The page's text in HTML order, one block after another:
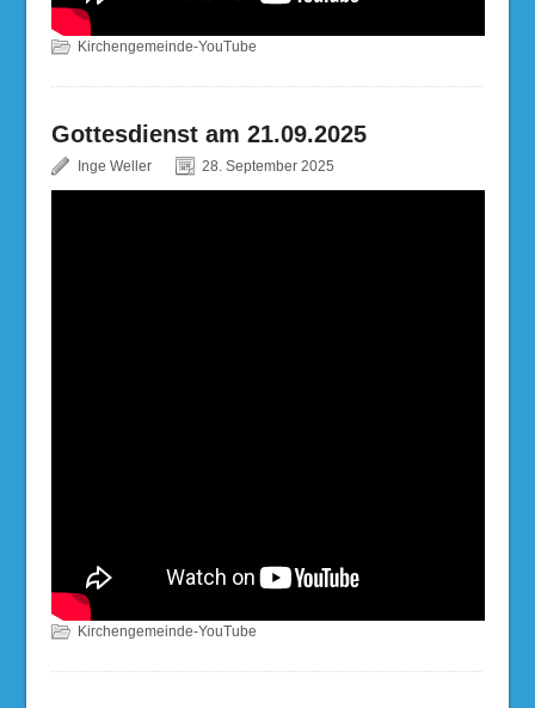
Kirchengemeinde-YouTube
Gottesdienst am 21.09.2025
Inge Weller 28. September 2025
Kirchengemeinde-YouTube